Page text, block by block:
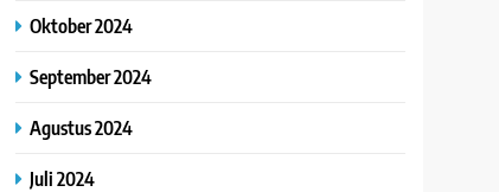
Oktober 2024
September 2024
Agustus 2024
Juli 2024